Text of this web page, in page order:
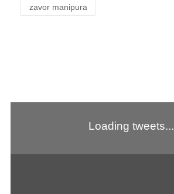
zavor manipura
Loading tweets...